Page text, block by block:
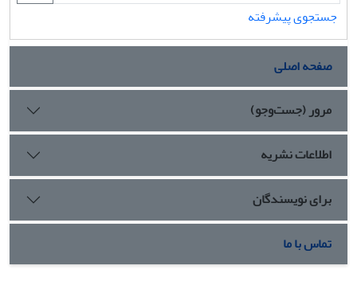
جستجوی پیشرفته
صفحه اصلی
مرور (جست‌وجو)
اطلاعات نشریه
برای نویسندگان
تماس با ما